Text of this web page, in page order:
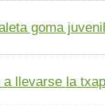
goma
llevarse la